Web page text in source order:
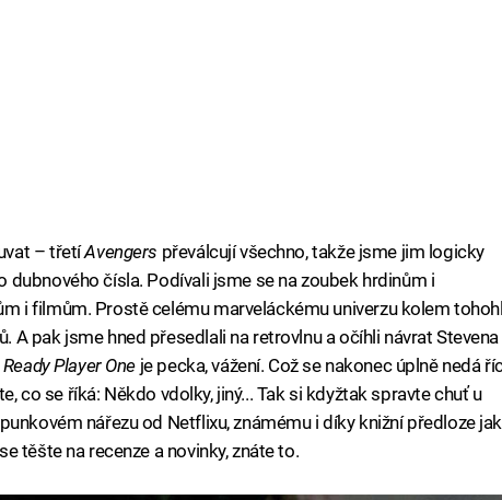
– třetíAvengers převálcují všechno, takže jsme jim logicky
dubnového čísla. Podívali jsme se na zoubek hrdinům i
i filmům. Prostě celému marveláckému univerzu kolem
A pak jsme hned přesedlali na retrovlnu a očíhli návrat Stevena
Ready Player One je pecka, vážení. Což se nakonec úplně nedá
co se říká: Někdo vdolky, jiný... Tak si kdyžtak spravte chuť u
nářezu od Netflixu, známému i díky knižní předloze
těšte na recenze a novinky, znáte to.